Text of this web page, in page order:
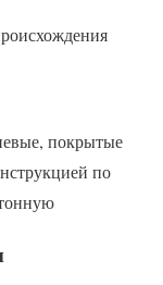
покрытые
по